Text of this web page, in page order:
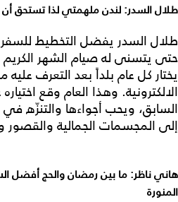
طلال السدر: لندن ملهمتي لذا تستحق أن
طلال السدر يفضل التخطيط
حتى يتسنى له صيام الشهر
يختار كل عام بلداً بعد التعرف
الالكترونية. وهذا العام وقع
السابق، ويحب أجواءها والتنزّه
إلى المجسمات الجمالية والقصور
هاني ناظر: ما بين رمضان والحج أفضل
المنورة